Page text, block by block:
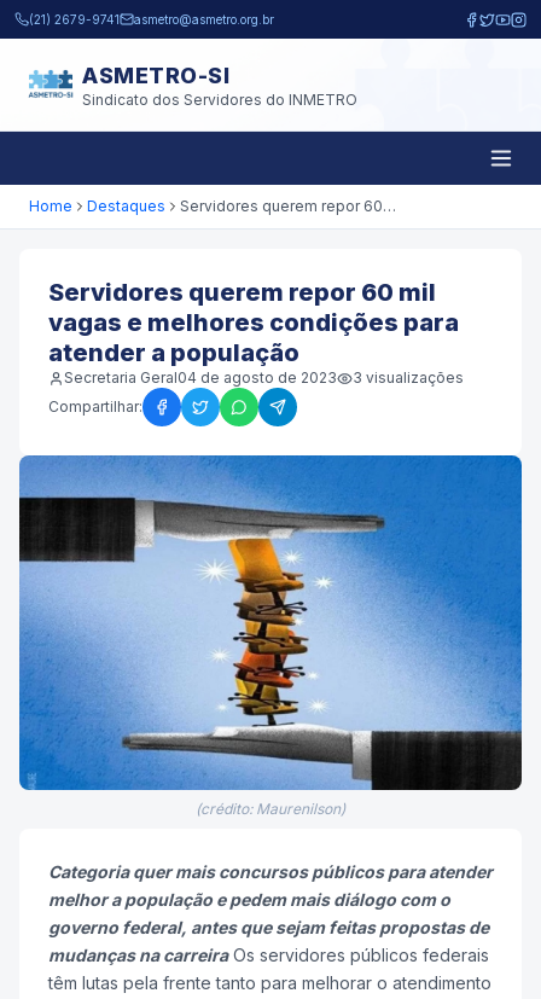
Pular para o conteúdo principal
(21) 2679-9741 asmetro@asmetro.org.br
ASMETRO-SI
Sindicato dos Servidores do INMETRO
Home Destaques Servidores querem repor 60 mil vagas e melhores condições para atender a população
Servidores querem repor 60 mil
vagas e melhores condições para
atender a população
Secretaria Geral04 de agosto de 2023 3 visualizações
Compartilhar:
(crédito: Maurenilson)
Categoria quer mais concursos públicos para atender
melhor a população e pedem mais diálogo com o
governo federal, antes que sejam feitas propostas de
mudanças na carreiraOs servidores públicos federais
têm lutas pela frente tanto para melhorar o atendimento